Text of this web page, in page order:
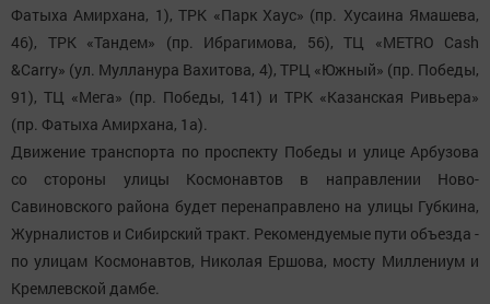
Фатыха Амирхана, 1), ТРК «Парк Хаус» (пр. Хусаина Ямашева,
46), ТРК «Тандем» (пр. Ибрагимова, 56), ТЦ «METRO Cash
&Carry» (ул. Мулланура Вахитова, 4), ТРЦ «Южный» (пр. Победы,
91), ТЦ «Мега» (пр. Победы, 141) и ТРК «Казанская Ривьера»
(пр. Фатыха Амирхана, 1а).
Движение транспорта по проспекту Победы и улице Арбузова
со стороны улицы Космонавтов в направлении Ново-
Савиновского района будет перенаправлено на улицы Губкина,
Журналистов и Сибирский тракт. Рекомендуемые пути объезда -
по улицам Космонавтов, Николая Ершова, мосту Миллениум и
Кремлевской дамбе.